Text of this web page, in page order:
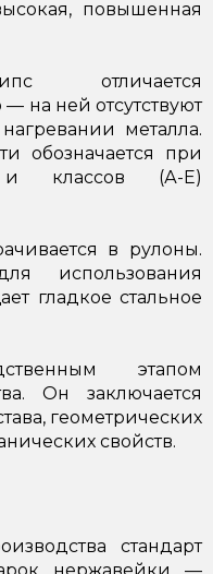
повышенная
отличается
на ней отсутствуют
металла.
обозначается при
классов (А-Е)
в рулоны.
использования
гладкое стальное
этапом
Он заключается
геометрических
свойств.
стандарт